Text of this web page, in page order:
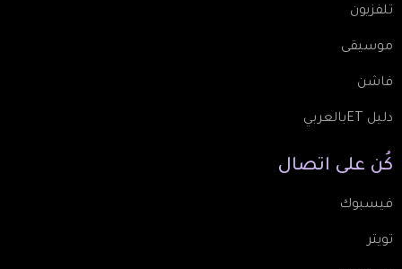
تلفزيون
موسيقى
فاشن
دليل ETبالعربي
كُن على اتصال
فيسبوك
تويتر